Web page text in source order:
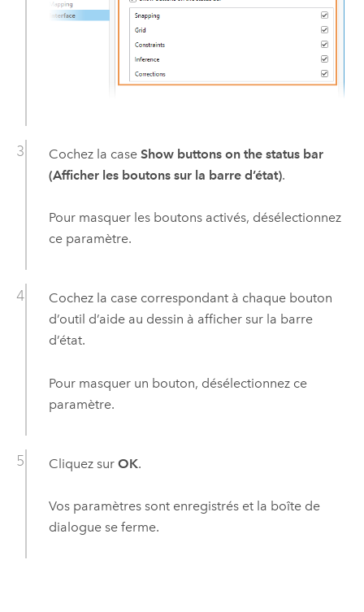
Cochez la case Show buttons on the status bar
(Afficher les boutons sur la barre d’état).
Pour masquer les boutons activés, désélectionnez
ce paramètre.
Cochez la case correspondant à chaque bouton
d’outil d’aide au dessin à afficher sur la barre
d’état.
Pour masquer un bouton, désélectionnez ce
paramètre.
Cliquez sur OK.
Vos paramètres sont enregistrés et la boîte de
dialogue se ferme.